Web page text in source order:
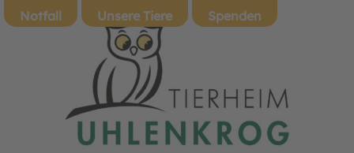
Notfall Unsere Tiere Spenden